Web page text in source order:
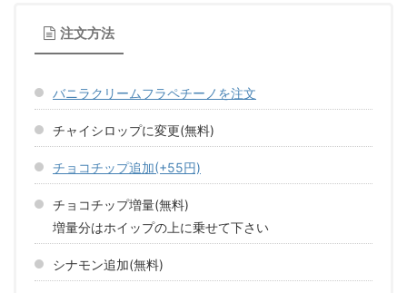
注文方法
バニラクリームフラペチーノを注文
チャイシロップに変更(無料)
チョコチップ追加(+55円)
チョコチップ増量(無料)
増量分はホイップの上に乗せて下さい
シナモン追加(無料)